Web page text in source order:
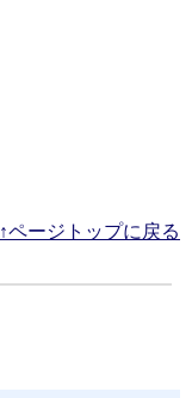
↑ページトップに戻る